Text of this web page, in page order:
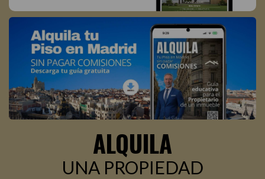
ALQUILA
UNA PROPIEDAD